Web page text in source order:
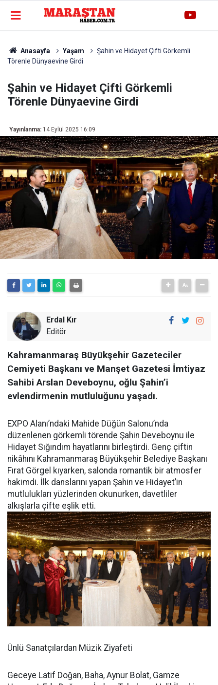
Anasayfa Yaşam
Şahin ve Hidayet Çifti Görkemli
Törenle Dünyaevine Girdi
Şahin ve Hidayet Çifti Görkemli
Törenle Dünyaevine Girdi
Yayınlanma: 14 Eylül 2025 16:09
Erdal Kır
Editör
Kahramanmaraş Büyükşehir Gazeteciler
Cemiyeti Başkanı ve Manşet Gazetesi İmtiyaz
Sahibi Arslan Deveboynu, oğlu Şahin’i
evlendirmenin mutluluğunu yaşadı.
EXPO Alanı’ndaki Mahide Düğün Salonu’nda
düzenlenen görkemli törende Şahin Deveboynu ile
Hidayet Sığındım hayatlarını birleştirdi. Genç çiftin
nikâhını Kahramanmaraş Büyükşehir Belediye Başkanı
Fırat Görgel kıyarken, salonda romantik bir atmosfer
hakimdi. İlk danslarını yapan Şahin ve Hidayet’in
mutlulukları yüzlerinden okunurken, davetliler
alkışlarla çifte eşlik etti.
Ünlü Sanatçılardan Müzik Ziyafeti
Geceye Latif Doğan, Baha, Aynur Bolat, Gamze